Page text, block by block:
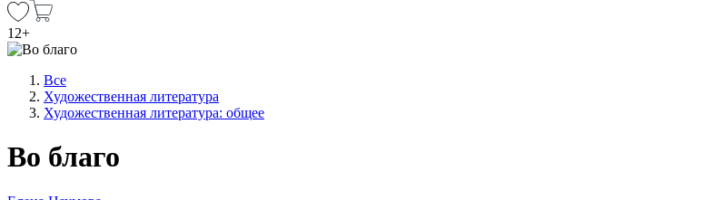
12+
Все
Художественная литература
Художественная литература: общее
Во благо